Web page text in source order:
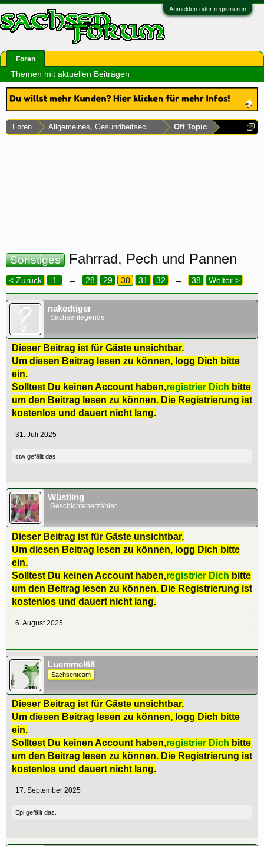
Anmelden oder registrieren
Foren Allgemeines, Gesundheitsecke & Umfragen
Off Topic
Sonstiges Fahrrad, Pech und Pannen
< Zurück 1 ← 28 29 30 31 32 → 38 Weiter >
nakedtiger
Sachsenlegende
Dieser Beitrag ist für Gäste unsichtbar.
Um diesen Beitrag lesen zu können, logg Dich bitte
ein.
Solltest Du keinen Account haben,registrier Dich bitte
um den Beitrag lesen zu können. Die Registrierung ist
kostenlos und dauert nicht lang.
31. Juli 2025
stw gefällt das.
Wüstling
Geschichtenerzähler
Dieser Beitrag ist für Gäste unsichtbar.
Um diesen Beitrag lesen zu können, logg Dich bitte
ein.
Solltest Du keinen Account haben,registrier Dich bitte
um den Beitrag lesen zu können. Die Registrierung ist
kostenlos und dauert nicht lang.
6. August 2025
Luemmel68
Sachsenteam
Dieser Beitrag ist für Gäste unsichtbar.
Um diesen Beitrag lesen zu können, logg Dich bitte
ein.
Solltest Du keinen Account haben,registrier Dich bitte
um den Beitrag lesen zu können. Die Registrierung ist
kostenlos und dauert nicht lang.
17. September 2025
Epi gefällt das.
Foren
Themen mit aktuellen Beiträgen